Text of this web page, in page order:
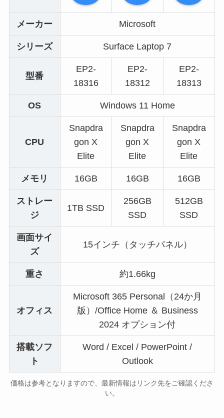
メーカー Microsoft
シリーズ Surface Laptop 7
型番
EP2-
18316
EP2-
18312
EP2-
18313
OS Windows 11 Home
CPU
Snapdra
gon X
Elite
Snapdra
gon X
Elite
Snapdra
gon X
Elite
メモリ 16GB 16GB 16GB
ストレー
ジ
1TB SSD
256GB
SSD
512GB
SSD
画面サイ
ズ
15インチ（タッチパネル）
重さ 約1.66kg
オフィス
Microsoft 365 Personal（24か月
版）/Office Home ＆ Business
2024 オプション付
搭載ソフ
ト
Word / Excel / PowerPoint /
Outlook
価格は参考となりますので、最新情報はリンク先をご確認くださ
い。